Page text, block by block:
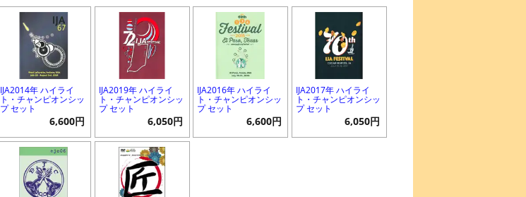
IJA2014年 ハイライ
ト・チャンピオンシッ
プ セット
6,600円
IJA2019年 ハイライ
ト・チャンピオンシッ
プ セット
6,050円
IJA2016年 ハイライ
ト・チャンピオンシッ
プ セット
6,600円
IJA2017年 ハイライ
ト・チャンピオンシッ
プ セット
6,050円